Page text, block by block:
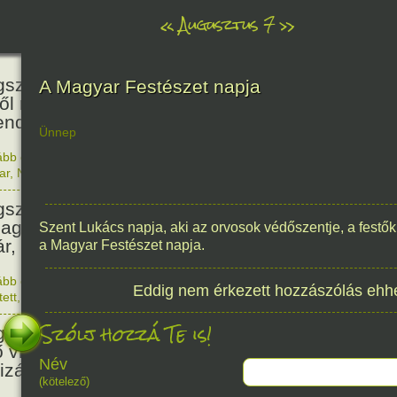
«Augusztus 7»
Báthori Erzsébet,
rémséges és kegyetlen
éltek.
olvasom
, Nő
Kondor Gusztáv
matematikus, egyetemi
akadémikus.
201
olvasom
Nincs hozzászólás, szólj hozzá!
1825.
Mata Hari, a híres
világháborús táncosnő,
és kém.
150
A Magyar Festészet napja
Ünnep
Szent Lukács napja, aki az orvosok védőszentje, a
a Magyar Festészet napja.
Eddig nem érkezett hozzászólás
Szólj hozzá Te is!
Név
(kötelező)